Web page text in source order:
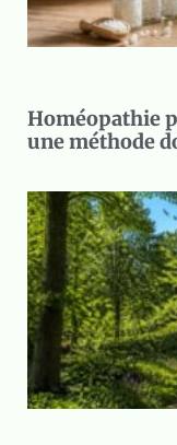
Homéopathie
une méthode